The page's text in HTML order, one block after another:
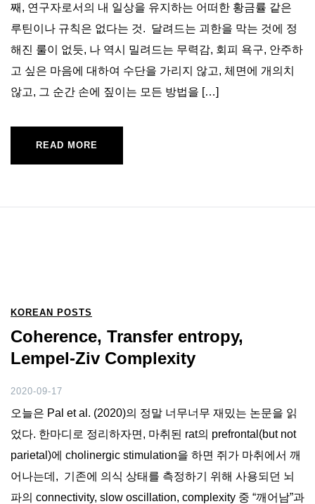
째, 연구자로서의 내 일상을 유지하는 어떠한 황금률 같은
루틴이나 규칙은 없다는 것. 달려드는 괴한을 막는 것에 정
해진 룰이 없듯, 나 역시 밀려드는 무력감, 회피 욕구, 안주하
고 싶은 마음에 대하여 수단을 가리지 않고, 체면에 개의치
않고, 그 순간 손에 짚이는 모든 방법을 […]
READ MORE
KOREAN POSTS
Coherence, Transfer entropy,
Lempel-Ziv Complexity
2020-09-17
오늘은 Pal et al. (2020)의 정말 너무너무 재밌는 논문을 읽
었다. 한마디로 정리하자면, 마취된 rat의 prefrontal(but not
parietal)에 cholinergic stimulation을 하면 쥐가 마취에서 깨
어나는데, 기존에 의식 상태를 측정하기 위해 사용되던 뇌
파의 connectivity, slow oscillation, complexity 중 “깨어남”과